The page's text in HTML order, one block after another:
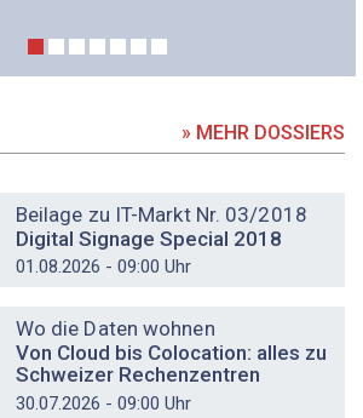
» MEHR DOSSIERS
Beilage zu IT-Markt Nr. 03/2018
Digital Signage Special 2018
01.08.2026 - 09:00 Uhr
Wo die Daten wohnen
Von Cloud bis Colocation: alles zu
Schweizer Rechenzentren
30.07.2026 - 09:00 Uhr